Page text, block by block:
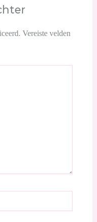
Vereiste velden